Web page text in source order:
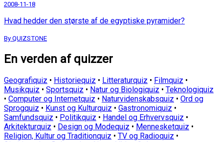
2008-11-18
Hvad hedder den største af de egyptiske pyramider?
By QUIZSTONE
En verden af quizzer
Geografiquiz • Historiequiz • Litteraturquiz • Filmquiz •
Musikquiz • Sportsquiz • Natur og Biologiquiz • Teknologiquiz
• Computer og Internetquiz • Naturvidenskabsquiz • Ord og
Sprogquiz • Kunst og Kulturquiz • Gastronomiquiz •
Samfundsquiz • Politikquiz • Handel og Erhvervsquiz •
Arkitekturquiz • Design og Modequiz • Mennesketquiz •
Religion, Kultur og Traditionquiz • TV og Radioquiz •